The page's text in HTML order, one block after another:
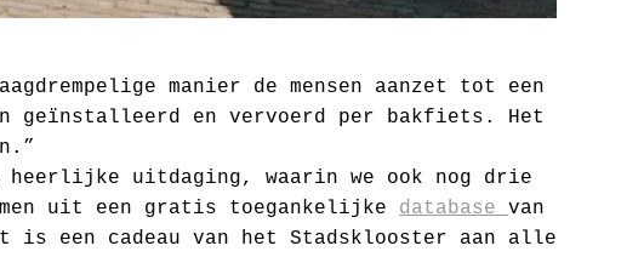
manier de mensen aanzet tot een
geïnstalleerd en vervoerd per bakfiets. Het
heerlijke uitdaging, waarin we ook nog drie
uit een gratis toegankelijke database van
is een cadeau van het Stadsklooster aan alle